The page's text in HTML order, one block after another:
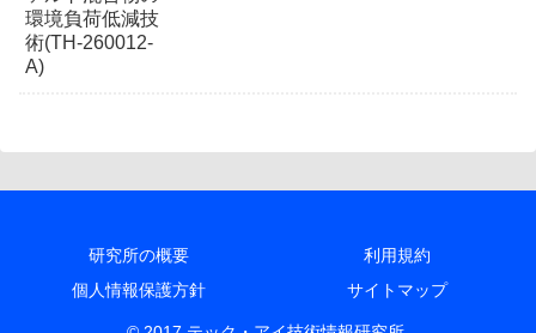
研究所の概要
利用規約
個人情報保護方針
サイトマップ